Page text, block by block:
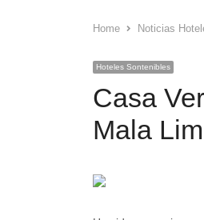
Home Noticias
Hoteles Sontenibles
Casa
Mala